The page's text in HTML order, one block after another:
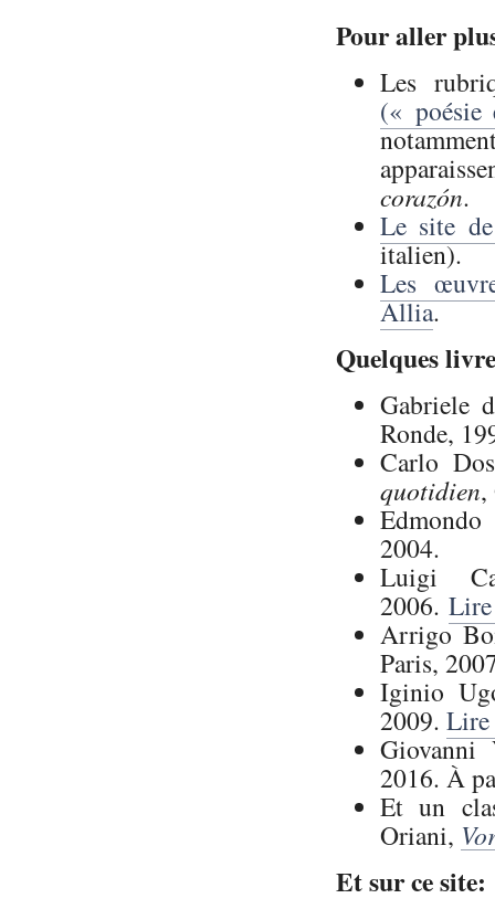
Pour aller
Les
(« poésie
corazón.
Le site
italien).
Les
Allia.
Quelques
Gabriele
Ronde,
Carlo
quotidien,
2004.
Luigi
2006.
Arrigo
Paris,
Iginio
2009. Lire
2016. À
Et un
Oriani,
Et sur ce site: